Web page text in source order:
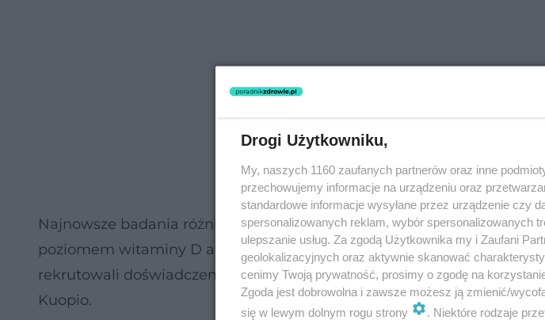
Najnowsze badania różniły się od wszystkich dotychczasowych prób
poziomem witaminy D a występowaniem nowotworów. Jak
rekrutowali doświadczeni dermatolodzy poradni dermatologicznej
Kuopio.
Drogi Użytkowniku,
My, naszych 1160 zaufanych partnerów oraz inne
przechowujemy informacje na urządzeniu oraz
standardowe informacje wysyłane przez urządzenie czy
spersonalizowanych reklam, wybór spersonalizowanych
ulepszanie usług. Za zgodą Użytkownika my i Zaufani
geolokalizacyjnych oraz aktywnie skanować
cenimy Twoją prywatność, prosimy o zgodę na
Zgoda jest dobrowolna i zawsze możesz ją zmienić/
się w lewym dolnym rogu strony
. Niektóre rodzaje